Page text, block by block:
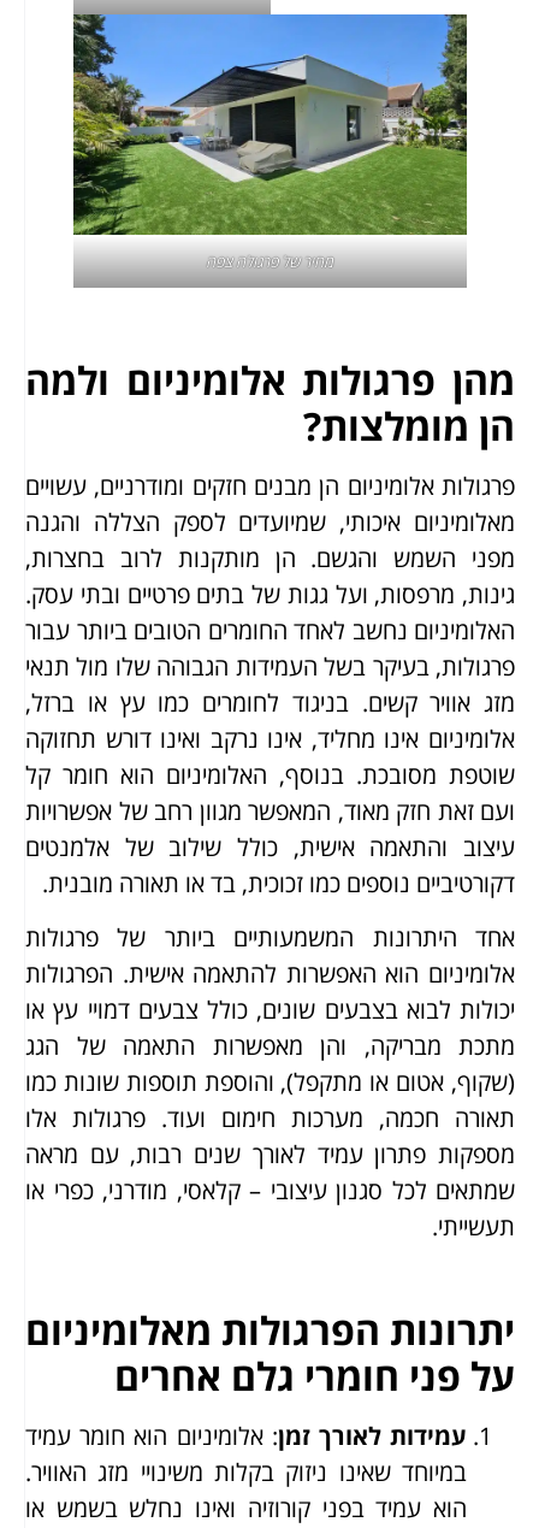
מחיר של פרגולה צפה
מהן פרגולות אלומיניום ולמה
הן מומלצות?
פרגולות אלומיניום הן מבנים חזקים ומודרניים, עשויים
מאלומיניום איכותי, שמיועדים לספק הצללה והגנה
מפני השמש והגשם. הן מותקנות לרוב בחצרות,
גינות, מרפסות, ועל גגות של בתים פרטיים ובתי עסק.
האלומיניום נחשב לאחד החומרים הטובים ביותר עבור
פרגולות, בעיקר בשל העמידות הגבוהה שלו מול תנאי
מזג אוויר קשים. בניגוד לחומרים כמו עץ או ברזל,
אלומיניום אינו מחליד, אינו נרקב ואינו דורש תחזוקה
שוטפת מסובכת. בנוסף, האלומיניום הוא חומר קל
ועם זאת חזק מאוד, המאפשר מגוון רחב של אפשרויות
עיצוב והתאמה אישית, כולל שילוב של אלמנטים
דקורטיביים נוספים כמו זכוכית, בד או תאורה מובנית.
אחד היתרונות המשמעותיים ביותר של פרגולות
אלומיניום הוא האפשרות להתאמה אישית. הפרגולות
יכולות לבוא בצבעים שונים, כולל צבעים דמויי עץ או
מתכת מבריקה, והן מאפשרות התאמה של הגג
(שקוף, אטום או מתקפל), והוספת תוספות שונות כמו
תאורה חכמה, מערכות חימום ועוד. פרגולות אלו
מספקות פתרון עמיד לאורך שנים רבות, עם מראה
שמתאים לכל סגנון עיצובי – קלאסי, מודרני, כפרי או
תעשייתי.
יתרונות הפרגולות מאלומיניום
על פני חומרי גלם אחרים
עמידות לאורך זמן: אלומיניום הוא חומר עמיד
במיוחד שאינו ניזוק בקלות משינויי מזג האוויר.
הוא עמיד בפני קורוזיה ואינו נחלש בשמש או